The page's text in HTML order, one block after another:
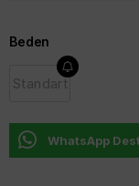
Beden
Standart
WhatsApp